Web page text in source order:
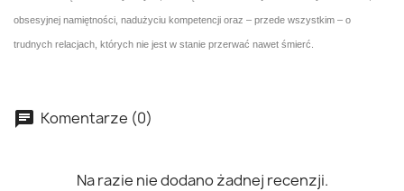
obsesyjnej namiętności, nadużyciu kompetencji oraz – przede wszystkim – o
trudnych relacjach, których nie jest w stanie przerwać nawet śmierć.
Komentarze (0)
Na razie nie dodano żadnej recenzji.